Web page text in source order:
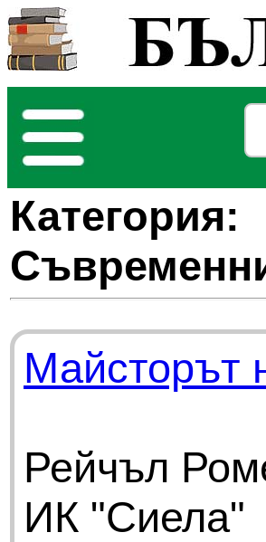
Категория:
Майсторът
Рейчъл
ИК "Сиела"